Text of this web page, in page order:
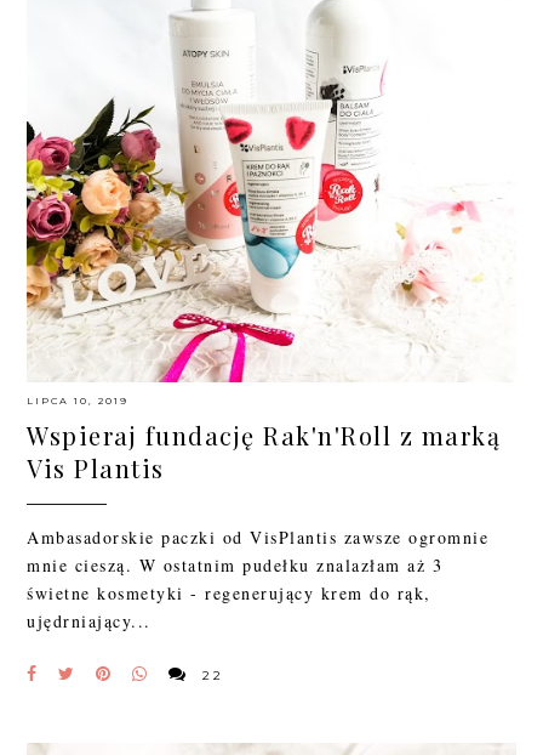
LIPCA 10, 2019
Wspieraj fundację Rak'n'Roll z marką
Vis Plantis
Ambasadorskie paczki od VisPlantis zawsze ogromnie
mnie cieszą. W ostatnim pudełku znalazłam aż 3
świetne kosmetyki - regenerujący krem do rąk,
ujędrniający...
22